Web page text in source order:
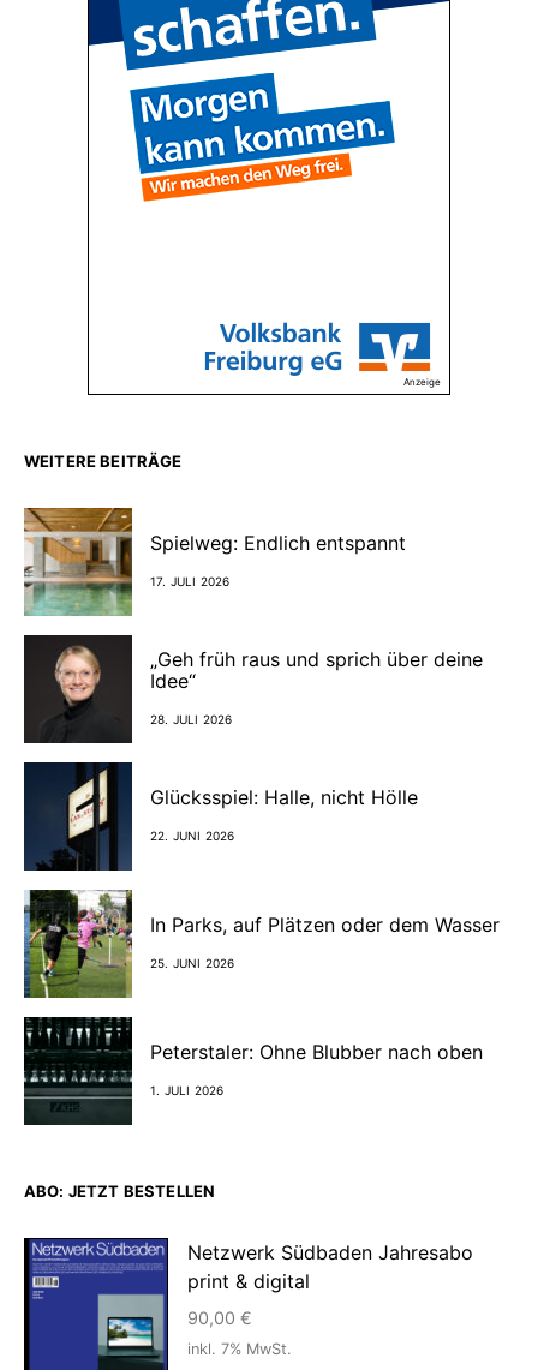
Anzeige
WEITERE BEITRÄGE
Spielweg: Endlich entspannt
17. JULI 2026
„Geh früh raus und sprich über deine
Idee“
28. JULI 2026
Glücksspiel: Halle, nicht Hölle
22. JUNI 2026
In Parks, auf Plätzen oder dem Wasser
25. JUNI 2026
Peterstaler: Ohne Blubber nach oben
1. JULI 2026
ABO: JETZT BESTELLEN
Netzwerk Südbaden Jahresabo
print & digital
90,00 €
inkl. 7% MwSt.